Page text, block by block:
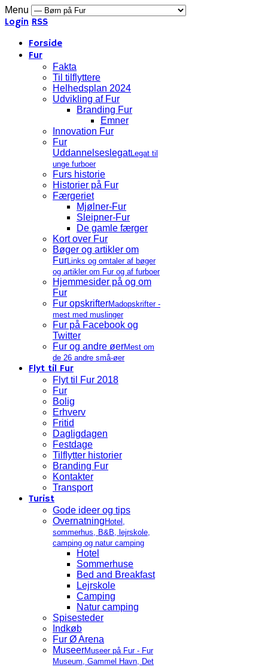
Menu
Login RSS
Forside
Fur
Fakta
Til tilflyttere
Helhedsplan 2024
Udvikling af Fur
Branding Fur
Emner
Innovation Fur
Fur
UddannelseslegatLegat til
unge furboer
Furs historie
Historier på Fur
Færgeriet
Mjølner-Fur
Sleipner-Fur
De gamle færger
Kort over Fur
Bøger og artikler om
FurLinks og omtaler af bøger
og artikler om Fur og af furboer
Hjemmesider på og om
Fur
Fur opskrifterMadopskrifter -
mest med muslinger
Fur på Facebook og
Twitter
Fur og andre øerMest om
de 26 andre små-øer
Flyt til Fur
Flyt til Fur 2018
Fur
Bolig
Erhverv
Fritid
Dagligdagen
Festdage
Tilflytter historier
Branding Fur
Kontakter
Transport
Turist
Gode ideer og tips
Overnatning Hotel,
sommerhus, B&B, lejrskole,
camping og natur camping
Hotel
Sommerhuse
Bed and Breakfast
Lejrskole
Camping
Natur camping
Spisesteder
Indkøb
Fur Ø Arena
MuseerMuseer på Fur - Fur
Museum, Gammel Havn, Det